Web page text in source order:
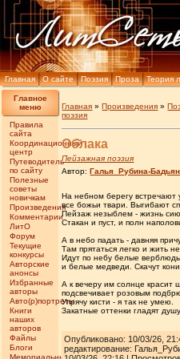
Главная О сайте Поэзия Проза Теория
Главное
меню
Правила
сайта
Координационный
центр
Путеводитель
по сайту
Полезные
советы
новичкам
Произведения
Комментарии
ЛитО
Форум
Текущие
конкурсы
Авторские
анонсы
Избранные
авторы
Авто(р)портреты
Книги
наших
авторов
Файлы
Блоги
Мемориальные
Главная »Произведения »
поэзия
Облака
Пейзажная поэзия
Автор:Галья_Рубина-Бадьян
На небном берегу встречают
все божьи твари. Выгибают
Пейзаж незыблем - жизнь
Стакан и пуст, и полн
А в небо падать - давняя
Там прятаться легко и жить
Идут по небу белые
и белые медведи. Скачут кони.
А к вечеру им солнце красит
подсвечивает розовым
Упрячу кисти - я так не умею.
Закатные оттенки гладят душу.
Опубликовано: 10/03/26,
редактирование: